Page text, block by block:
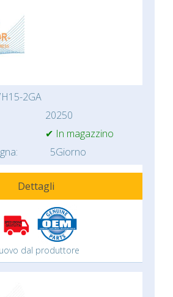
2GA
20250
✔ In magazzino
5Giorno
Dettagli
dal produttore